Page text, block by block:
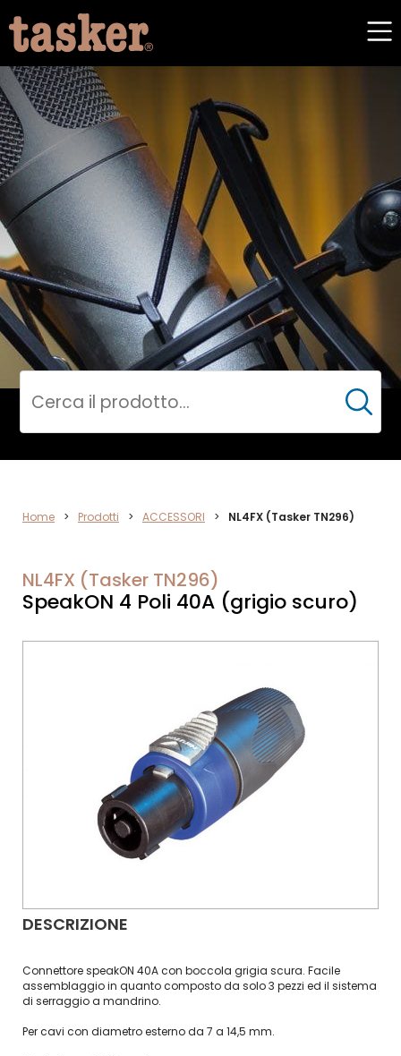
AUDIO
Cerca
Home > Prodotti > ACCESSORI > NL4FX (Tasker TN296)
NL4FX (Tasker TN296)
SpeakON 4 Poli 40A (grigio scuro)
DESCRIZIONE
Connettore speakON 40A con boccola grigia scura. Facile
assemblaggio in quanto composto da solo 3 pezzi ed il sistema
di serraggio a mandrino.
Per cavi con diametro esterno da 7 a 14,5 mm.